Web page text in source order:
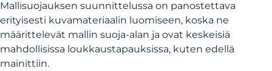
Mallisuojauksen suunnittelussa on panostettava
erityisesti kuvamateriaalin luomiseen, koska ne
määrittelevät mallin suoja-alan ja ovat keskeisiä
mahdollisissa loukkaustapauksissa, kuten edellä
mainittiin.